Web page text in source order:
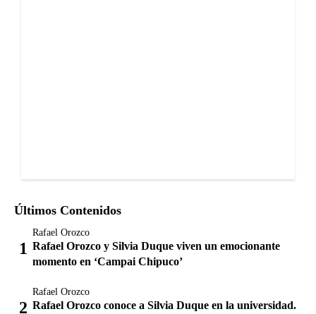
Últimos Contenidos
Rafael Orozco
Rafael Orozco y Silvia Duque viven un emocionante
momento en ‘Campai Chipuco’
Rafael Orozco
Rafael Orozco conoce a Silvia Duque en la universidad.